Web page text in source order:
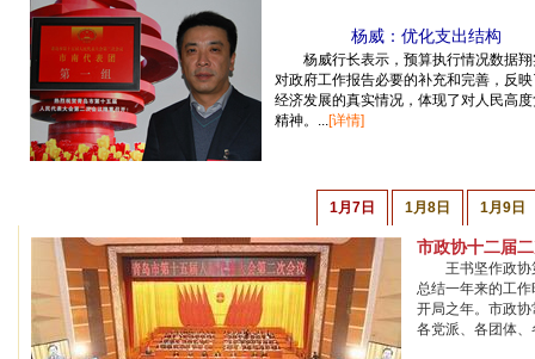
杨威：优化支出结构
杨威行长表示，预算执行情况数据
对政府工作报告必要的补充和完善，反
经济发展的真实情况，体现了对人民高
精神。...[详情]
1月7日 1月8日 1月9日
市政协十二届
王书坚作政
总结一年来的工
开局之年。市政
各党派、各团体